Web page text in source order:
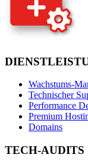
Wachstums-
Technischer
Performance
Premium
Domains
TECH-AUDITS